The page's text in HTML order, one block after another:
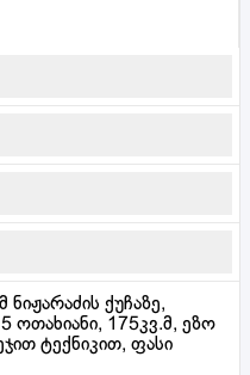
ქუჩაზე,
ოთახიანი, 175კვ.მ, ეზო
ტექნიკით, ფასი